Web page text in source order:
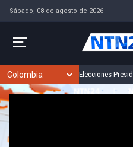
Sábado, 08 de agosto de 2026
Elecciones